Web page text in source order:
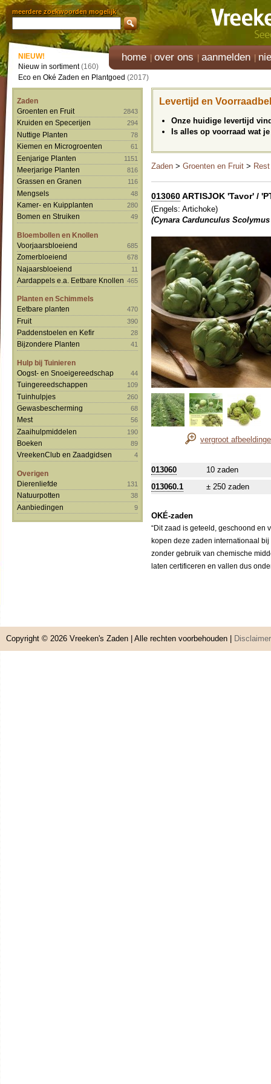
meerdere zoekwoorden mogelijk
home over ons aanmelden
NIEUW!
Nieuw in sortiment(160)
Eco en Oké Zaden en Plantgoed (2017)
Zaden
Groenten en Fruit
2843
Kruiden en Specerijen 294
Nuttige Planten 78
Kiemen en Microgroenten 61
Eenjarige Planten 1151
Meerjarige Planten 816
Grassen en Granen 116
Mengsels 48
Kamer- en Kuipplanten 280
Bomen en Struiken 49
Bloembollen en Knollen
Voorjaarsbloeiend
685
Zomerbloeiend 678
Najaarsbloeiend 11
Aardappels e.a. Eetbare Knollen 465
Planten en Schimmels
Eetbare planten
470
Fruit 390
Paddenstoelen en Kefir 28
Bijzondere Planten 41
Hulp bij Tuinieren
Oogst- en Snoeigereedschap
44
Tuingereedschappen 109
Tuinhulpjes 260
Gewasbescherming 68
Mest 56
Zaaihulpmiddelen 190
Boeken 89
VreekenClub en Zaadgidsen 4
Overigen
Dierenliefde
131
Natuurpotten 38
Aanbiedingen 9
Levertijd en
Onze huidige levertijd
Is alles op voorraad wat
Zaden > Groenten en Fruit >
013060ARTISJOK 'Tavor' /
(Engels: Artichoke)
(Cynara Cardunculus
vergroot
013060
10 zaden
013060.1
± 250 zaden
OKÉ-zaden
“Dit zaad is geteeld, geschoond en
kopen deze zaden internationaal
zonder gebruik van chemische
laten certificeren en vallen dus
Copyright © 2026 Vreeken's Zaden | Alle rechten voorbehouden | Disclaimer